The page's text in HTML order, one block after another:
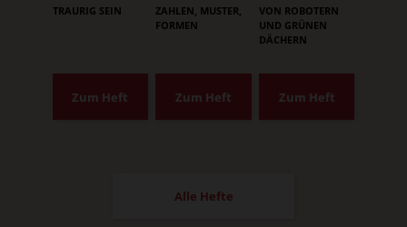
:
TRAURIG SEIN
Zum Heft
:
ZAHLEN, MUSTER,
FORMEN
Zum Heft
:
VON ROBOTERN
UND GRÜNEN
DÄCHERN
Zum Heft
Alle Hefte